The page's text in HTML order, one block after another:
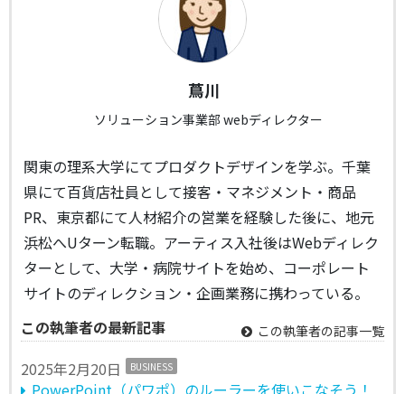
蔦川
ソリューション事業部 webディレクター
関東の理系大学にてプロダクトデザインを学ぶ。千葉
県にて百貨店社員として接客・マネジメント・商品
PR、東京都にて人材紹介の営業を経験した後に、地元
浜松へUターン転職。アーティス入社後はWebディレク
ターとして、大学・病院サイトを始め、コーポレート
サイトのディレクション・企画業務に携わっている。
この執筆者の最新記事
この執筆者の記事一覧
2025年2月20日 BUSINESS
PowerPoint（パワポ）のルーラーを使いこなそう！